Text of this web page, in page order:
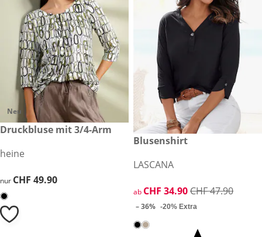
Neu
CHF 49.90
Druckbluse mit 3/4-Arm
heine
CHF 49.90
nur CHF 49.90
reduzierter Preis CHF 34.90,
-36%
Blusenshirt
LASCANA
reduzierter Preis CHF 34.90,
ab CHF 34.90CHF 47.90
– 36% -20% Extra